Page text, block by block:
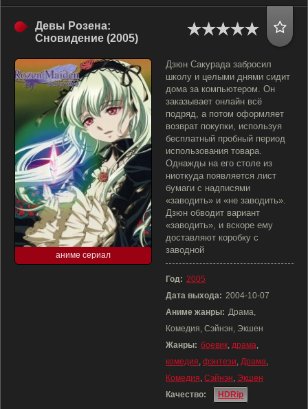
Девы Розена:
Сновидение (2005)
аниме сериал
Дзюн Сакурада забросил
школу и целыми днями сидит
дома за компьютером. Он
заказывает онлайн всё
подряд, а потом оформляет
возврат покупки, используя
бесплатный пробный период
использования товара.
Однажды на его столе из
ниоткуда появляется лист
бумаги с надписями
«заводить» и «не заводить».
Дзюн обводит вариант
«заводить», и вскоре ему
доставляют коробку с
заводной
Год: 2005
Дата выхода: 2004-10-07
Аниме жанры: Драма,
Комедия, Сэйнэн, Экшен
Жанры: боевик, драма,
комедия, фэнтези, Драма,
Комедия, Сэйнэн, Экшен
Качество:
HDRip